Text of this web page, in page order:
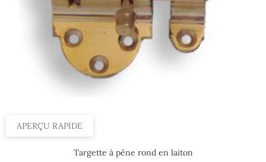
APERÇU RAPIDE
Targette à pêne rond en laiton